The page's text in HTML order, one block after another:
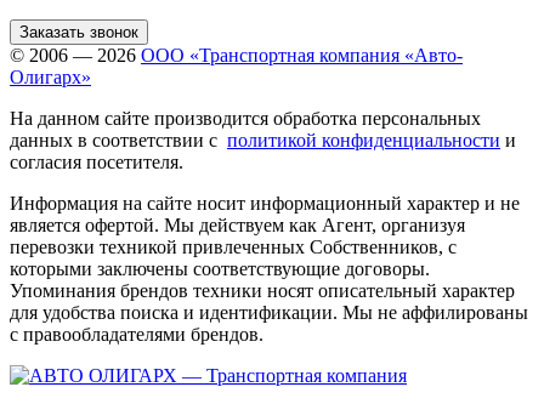
Заказать звонок
© 2006 — 2026 ООО «Транспортная компания «Авто-
Олигарх»
На данном сайте производится обработка персональных
данных в соответствии с политикой конфиденциальности и
согласия посетителя.
Информация на сайте носит информационный характер и не
является офертой. Мы действуем как Агент, организуя
перевозки техникой привлеченных Собственников, с
которыми заключены соответствующие договоры.
Упоминания брендов техники носят описательный характер
для удобства поиска и идентификации. Мы не аффилированы
с правообладателями брендов.